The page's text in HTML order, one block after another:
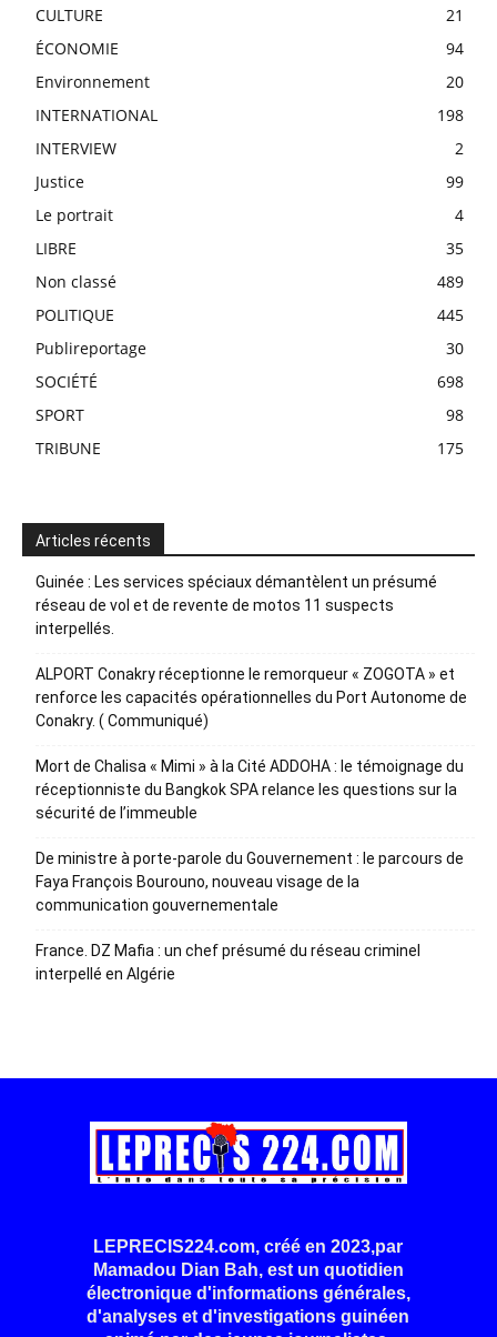
CULTURE
21
ÉCONOMIE
94
Environnement
20
INTERNATIONAL
198
INTERVIEW
2
Justice
99
Le portrait
4
LIBRE
35
Non classé
489
POLITIQUE
445
Publireportage
30
SOCIÉTÉ
698
SPORT
98
TRIBUNE
175
Articles récents
Guinée : Les services spéciaux démantèlent un présumé
réseau de vol et de revente de motos 11 suspects
interpellés.
ALPORT Conakry réceptionne le remorqueur « ZOGOTA » et
renforce les capacités opérationnelles du Port Autonome de
Conakry. ( Communiqué)
Mort de Chalisa « Mimi » à la Cité ADDOHA : le témoignage du
réceptionniste du Bangkok SPA relance les questions sur la
sécurité de l’immeuble
De ministre à porte-parole du Gouvernement : le parcours de
Faya François Bourouno, nouveau visage de la
communication gouvernementale
France. DZ Mafia : un chef présumé du réseau criminel
interpellé en Algérie
LEPRECIS224.com, créé en 2023,par
Mamadou Dian Bah, est un quotidien
électronique d'informations générales,
d'analyses et d'investigations guinéen